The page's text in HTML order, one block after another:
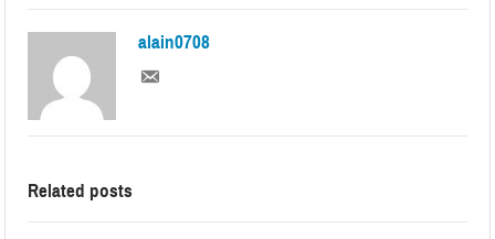
alain0708
Related posts